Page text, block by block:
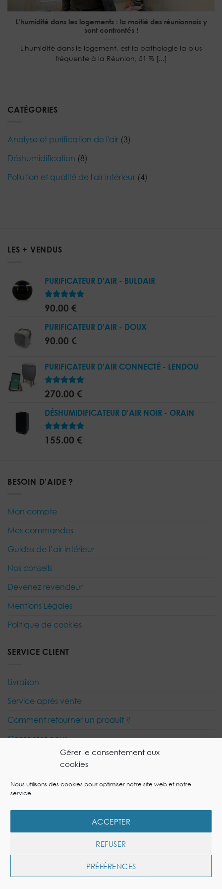
Gérer le consentement aux
cookies
Nous utilisons des cookies pour optimiser notre site web et notre
service.
ACCEPTER
REFUSER
PRÉFÉRENCES
L’humidité dans les logements : la moitié des réunionnais y
sont confrontés !
L'humidité dans le logement, est la pathologie la plus
fréquente à la Réunion, 51 % [...]
CATÉGORIES
Analyse et purification de l'air (3)
Déshumidification (8)
Pollution et qualité de l'air intérieur (4)
LES + VENDUS
PURIFICATEUR D'AIR - BULDAIR
Note5.00
sur 5
90.00 €
PURIFICATEUR D'AIR - DOUX
90.00 €
PURIFICATEUR D'AIR CONNECTÉ - LENDOU
Note 5.00
sur 5
270.00 €
DÉSHUMIDIFICATEUR D'AIR NOIR - ORAIN
Note 5.00
sur 5
155.00 €
BESOIN D’AIDE ?
Mon compte
Mes commandes
Guides de l’air intérieur
Nos conseils
Devenez revendeur
Mentions Légales
Politique de cookies
SERVICE CLIENT
Livraison
Service après vente
Comment retourner un produit ?
Contactez nous
MON COMPTE
POLITIQUE DE COOKIES
Copyright 2026 © Site Ecommerce réalisé par